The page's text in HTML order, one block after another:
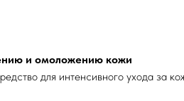
и омоложению кожи
для интенсивного ухода за